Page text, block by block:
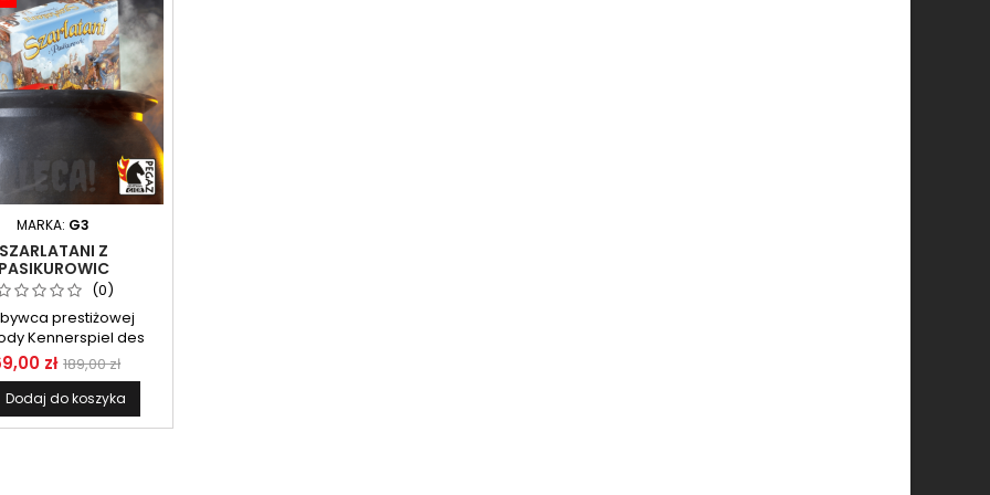
MARKA: G3
SZARLATANI Z
PASIKUROWIC
(0)
prestiżowej
Kennerspiel des
dla zaawansowanej
gry roku 2018
zł 189,00 zł
Dodaj do koszyka